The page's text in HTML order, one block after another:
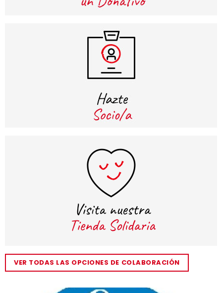
VER TODAS LAS OPCIONES DE COLABORACIÓN